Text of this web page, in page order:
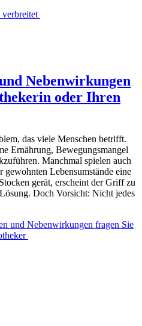
Nebenwirkungen
oder Ihren
das viele Menschen betrifft.
Ernährung, Bewegungsmangel
Manchmal spielen auch
gewohnten Lebensumstände eine
gerät, erscheint der Griff zu
Doch Vorsicht: Nicht jedes
und Nebenwirkungen fragen Sie